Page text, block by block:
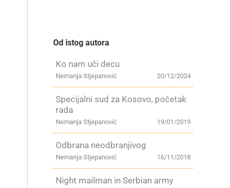
Od istog autora
Ko nam uči decu
20/12/2024
Nemanja Stjepanović
Specijalni sud za Kosovo, početak
rada
19/01/2019
Nemanja Stjepanović
Odbrana neodbranjivog
16/11/2018
Nemanja Stjepanović
Night mailman in Serbian army